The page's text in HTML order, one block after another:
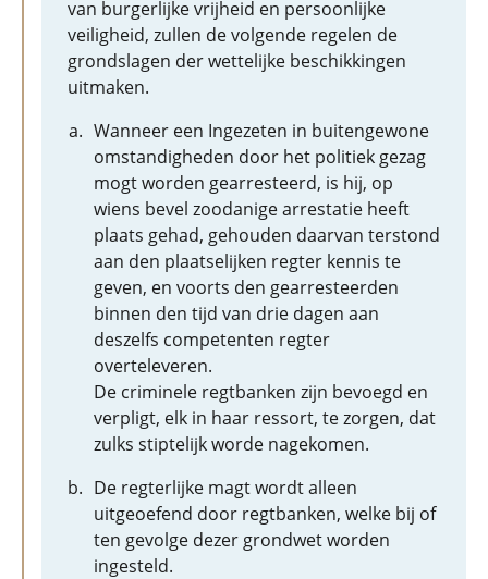
van burgerlijke vrijheid en persoonlijke
veiligheid, zullen de volgende regelen de
grondslagen der wettelijke beschikkingen
uitmaken.
Wanneer een Ingezeten in buitengewone
omstandigheden door het politiek gezag
mogt worden gearresteerd, is hij, op
wiens bevel zoodanige arrestatie heeft
plaats gehad, gehouden daarvan terstond
aan den plaatselijken regter kennis te
geven, en voorts den gearresteerden
binnen den tijd van drie dagen aan
deszelfs competenten regter
overteleveren.
De criminele regtbanken zijn bevoegd en
verpligt, elk in haar ressort, te zorgen, dat
zulks stiptelijk worde nagekomen.
De regterlijke magt wordt alleen
uitgeoefend door regtbanken, welke bij of
ten gevolge dezer grondwet worden
ingesteld.